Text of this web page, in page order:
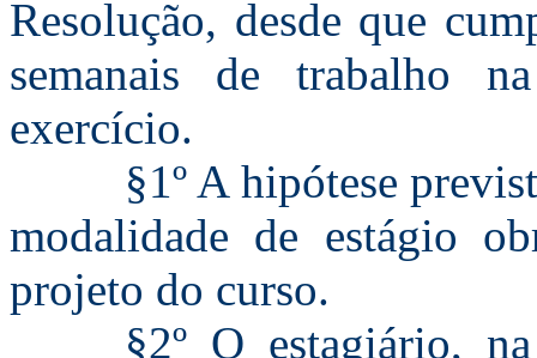
Resolução, desde que
semanais de trabalho
exercício.
§1º A hipótese
modalidade de estágio
projeto do curso.
§2º O estagiário,